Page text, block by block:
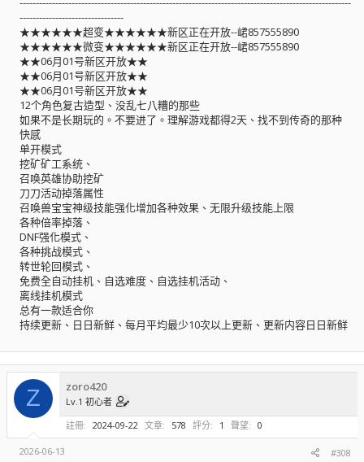
--------------------------------
★★★★★★超变★★★★★★新区正在开放--峮857555890
★★★★★★微变★★★★★★新区正在开放--峮857555890
★★06月01号新区开放★★
★★06月01号新区开放★★
★★06月01号新区开放★★
12个角色复古造型、没乱七八糟的那些
如果不是长期玩的。不要进了。理解游戏都得2天、找不到传奇的那种
快感
单开模式
挖矿矿工系统、
召唤英雄协助挖矿
刀刀活动掉落属性
召唤兽宝宝神级技能强化增加各种效果、无限升级技能上限
各种倍率掉落、
DNF强化模式、
各种挑战模式、
转世轮回模式、
免费全自动挂机、自选难度、自选挂机活动、
离线挂机模式
总有一款适合你
持续更新、日日新鲜、每月平均最少10次以上更新、更新内容日日新鲜
Z zoro420
Lv.1 初心者
註冊
2024-09-22 文章 578 評分 1 聲望 0
2026-06-13 #308